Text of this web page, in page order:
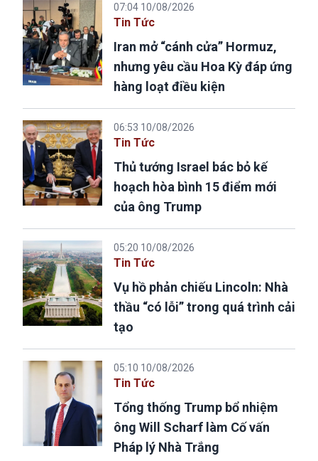
07:04 10/08/2026
Tin Tức
Iran mở “cánh cửa” Hormuz,
nhưng yêu cầu Hoa Kỳ đáp ứng
hàng loạt điều kiện
06:53 10/08/2026
Tin Tức
Thủ tướng Israel bác bỏ kế
hoạch hòa bình 15 điểm mới
của ông Trump
05:20 10/08/2026
Tin Tức
Vụ hồ phản chiếu Lincoln: Nhà
thầu “có lỗi” trong quá trình cải
tạo
05:10 10/08/2026
Tin Tức
Tổng thống Trump bổ nhiệm
ông Will Scharf làm Cố vấn
Pháp lý Nhà Trắng